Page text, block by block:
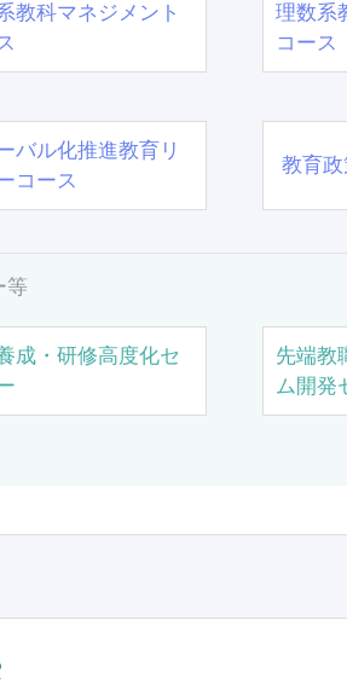
教科マネジメント
理数系
コース
バル化推進教育リ
コース
教育
等
成・研修高度化セ
先端教
ム開発